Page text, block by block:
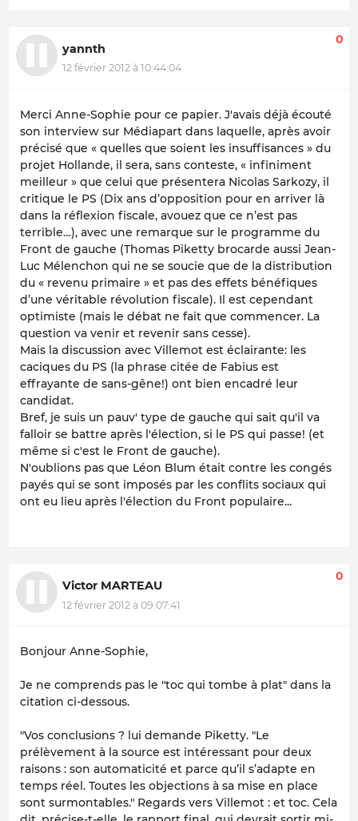
yannth
12 février 2012 à 10:44:04
0
Merci Anne-Sophie pour ce papier. J'avais déjà écouté
son interview sur Médiapart dans laquelle, après avoir
précisé que « quelles que soient les insuffisances » du
projet Hollande, il sera, sans conteste, « infiniment
meilleur » que celui que présentera Nicolas Sarkozy, il
critique le PS (Dix ans d’opposition pour en arriver là
dans la réflexion fiscale, avouez que ce n’est pas
terrible…), avec une remarque sur le programme du
Front de gauche (Thomas Piketty brocarde aussi Jean-
Luc Mélenchon qui ne se soucie que de la distribution
du « revenu primaire » et pas des effets bénéfiques
d’une véritable révolution fiscale). Il est cependant
optimiste (mais le débat ne fait que commencer. La
question va venir et revenir sans cesse).
Mais la discussion avec Villemot est éclairante: les
caciques du PS (la phrase citée de Fabius est
effrayante de sans-gêne!) ont bien encadré leur
candidat.
Bref, je suis un pauv' type de gauche qui sait qu'il va
falloir se battre après l'élection, si le PS qui passe! (et
même si c'est le Front de gauche).
N'oublions pas que Léon Blum était contre les congés
payés qui se sont imposés par les conflits sociaux qui
ont eu lieu après l'élection du Front populaire...
Victor MARTEAU
12 février 2012 à 09:07:41
0
Bonjour Anne-Sophie,
Je ne comprends pas le "toc qui tombe à plat" dans la
citation ci-dessous.
"Vos conclusions ? lui demande Piketty. "Le
prélèvement à la source est intéressant pour deux
raisons : son automaticité et parce qu’il s’adapte en
temps réel. Toutes les objections à sa mise en place
sont surmontables." Regards vers Villemot : et toc. Cela